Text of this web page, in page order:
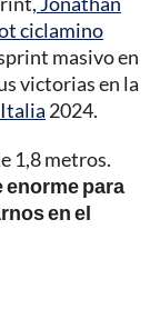
ciclamino
masivo en
victorias en la
2024.
1,8 metros.
enorme para
en el